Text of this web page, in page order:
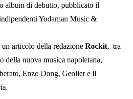
album di debutto, pubblicato il
Yodaman Music &
articolo della redazione Rockit, tra
della nuova musica napoletana,
Enzo Dong, Geolier e il